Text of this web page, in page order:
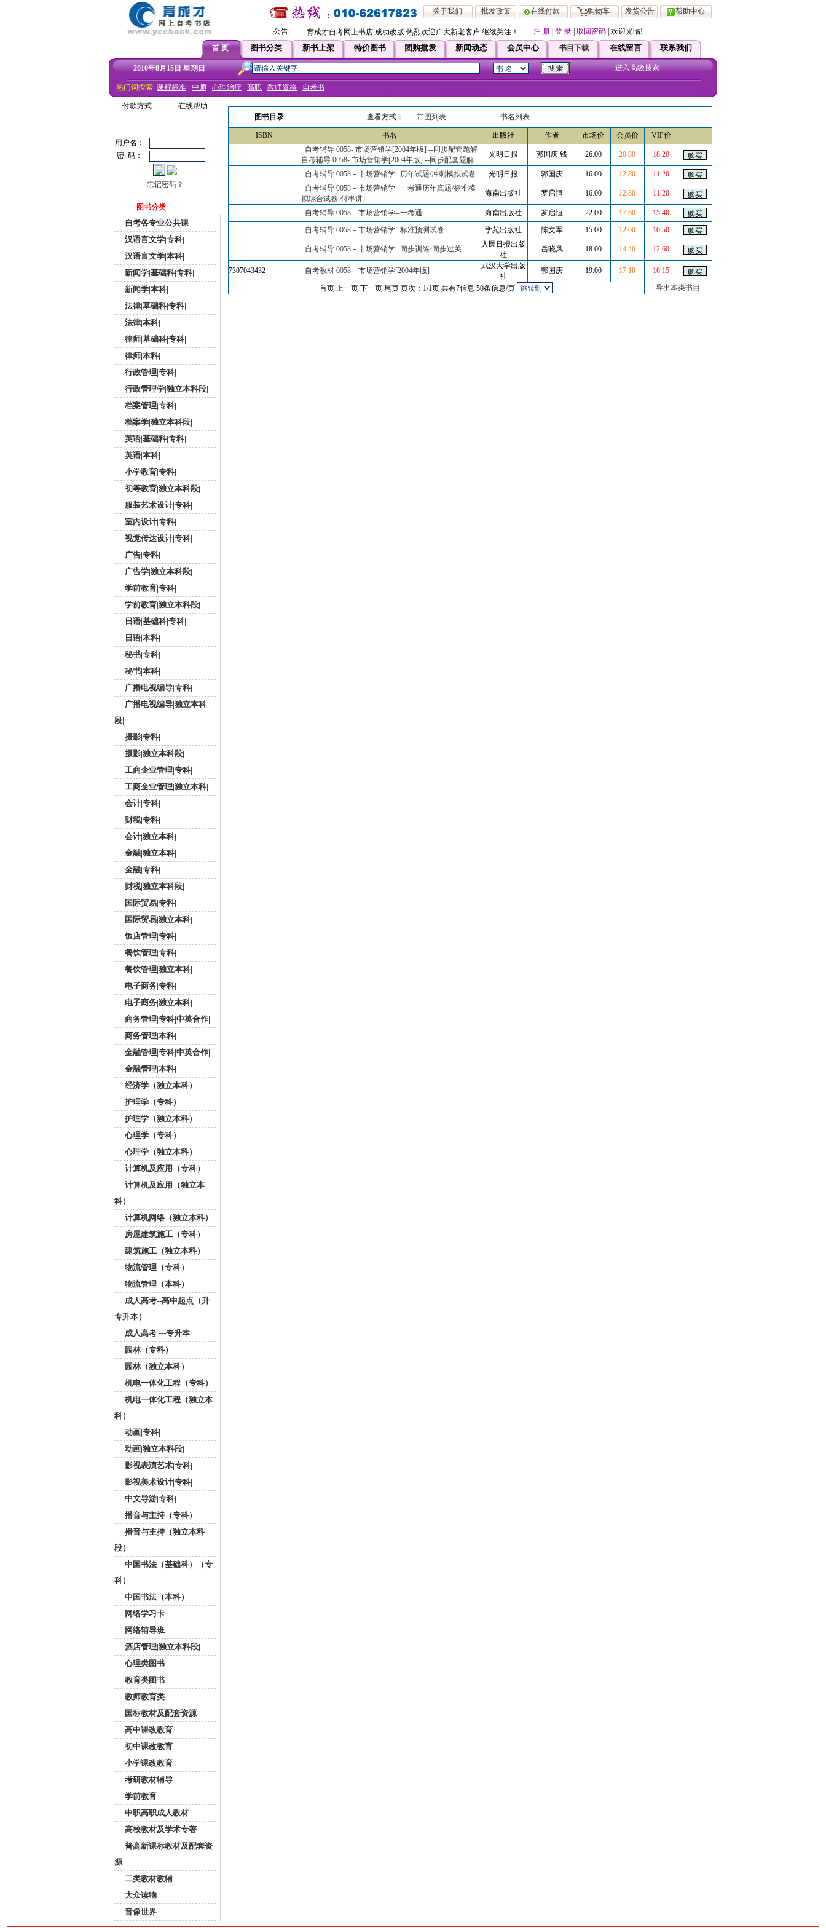
关于我们 批发政策 在线付款 购物车 发货公告 帮助中心
公告: 育成才自考网上书店 成功改版 热烈欢迎广大新老客户 继续关注！！即日起，凡在本站注册会员 均可直接享受ViP 服务！如有疑问请直接跟客服联系！
注 册 登 录 取回密码 | 欢迎光临!
首 页
图书分类 新书上架 特价图书 团购批发 新闻动态 会员中心 书目下载 在线留言 联系我们
2010年8月15日 星期日 进入高级搜索
热门词搜索: 课程标准 中师 心理治疗 高职 教师资格 自考书
付款方式 在线帮助
用户名：
密 码：
忘记密码？
图书分类
自考各专业公共课
汉语言文学|专科|
汉语言文学|本科|
新闻学|基础科|专科|
新闻学|本科|
法律|基础科|专科|
法律|本科|
律师|基础科|专科|
律师|本科|
行政管理|专科|
行政管理学|独立本科段|
档案管理|专科|
档案学|独立本科段|
英语|基础科|专科|
英语|本科|
小学教育|专科|
初等教育|独立本科段|
服装艺术设计|专科|
室内设计|专科|
视觉传达设计|专科|
广告|专科|
广告学|独立本科段|
学前教育|专科|
学前教育|独立本科段|
日语|基础科|专科|
日语|本科|
秘书|专科|
秘书|本科|
广播电视编导|专科|
广播电视编导|独立本科
段|
摄影|专科|
摄影|独立本科段|
工商企业管理|专科|
工商企业管理|独立本科|
会计|专科|
财税|专科|
会计|独立本科|
金融|独立本科|
金融|专科|
财税|独立本科段|
国际贸易|专科|
国际贸易|独立本科|
饭店管理|专科|
餐饮管理|专科|
餐饮管理|独立本科|
电子商务|专科|
电子商务|独立本科|
商务管理|专科|中英合作|
商务管理|本科|
金融管理|专科|中英合作|
金融管理|本科|
经济学（独立本科）
护理学（专科）
护理学（独立本科）
心理学（专科）
心理学（独立本科）
计算机及应用（专科）
计算机及应用（独立本
科）
计算机网络（独立本科）
房屋建筑施工（专科）
建筑施工（独立本科）
物流管理（专科）
物流管理（本科）
成人高考--高中起点（升
专升本）
成人高考 ---专升本
园林（专科）
园林（独立本科）
机电一体化工程（专科）
机电一体化工程（独立本
科）
动画|专科|
动画|独立本科段|
影视表演艺术|专科|
影视美术设计|专科|
中文导游|专科|
播音与主持（专科）
播音与主持（独立本科
段）
中国书法（基础科）（专
科）
中国书法（本科）
网络学习卡
网络辅导班
酒店管理|独立本科段|
心理类图书
教育类图书
教师教育类
国标教材及配套资源
高中课改教育
初中课改教育
小学课改教育
考研教材辅导
学前教育
中职高职成人教材
高校教材及学术专著
普高新课标教材及配套资
源
二类教材教辅
大众读物
音像世界
图书目录 查看方式： 带图列表 书名列表
ISBN 书名 出版社 作者 市场价 会员价
VIP价
自考辅导 0058- 市场营销学[2004年版] --同步配套题解
自考辅导 0058- 市场营销学[2004年版] --同步配套题解
光明日报 郭国庆 钱 26.00 20.80 18.20
自考辅导 0058－市场营销学--历年试题/冲刺模拟试卷 光明日报 郭国庆 16.00 12.80
11.20
自考辅导 0058－市场营销学--一考通历年真题/标准模
拟综合试卷[付串讲]
海南出版社 罗启恒 16.00 12.80 11.20
自考辅导 0058－市场营销学--一考通 海南出版社 罗启恒 22.00 17.60
15.40
自考辅导 0058－市场营销学--标准预测试卷
学苑出版社 陈文军 15.00 12.00 10.50
自考辅导 0058－市场营销学--同步训练·同步过关
人民日报出版
社
岳晓风 18.00 14.40 12.60
7307043432 自考教材 0058－市场营销学[2004年版]
武汉大学出版
社
郭国庆 19.00 17.10 16.15
首页 上一页 下一页 尾页 页次：1/1页 共有7信息 50条信息/页 导出本类书目